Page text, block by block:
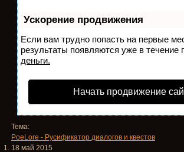
Ускорение продвижения
Если вам трудно попасть на первые
результаты появляются уже в
деньги.
Начать продвижение
Тема:
PoeLore - Русификатор диалогов и квестов
18 май 2015